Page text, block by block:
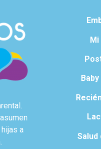
a
Mi
Salud